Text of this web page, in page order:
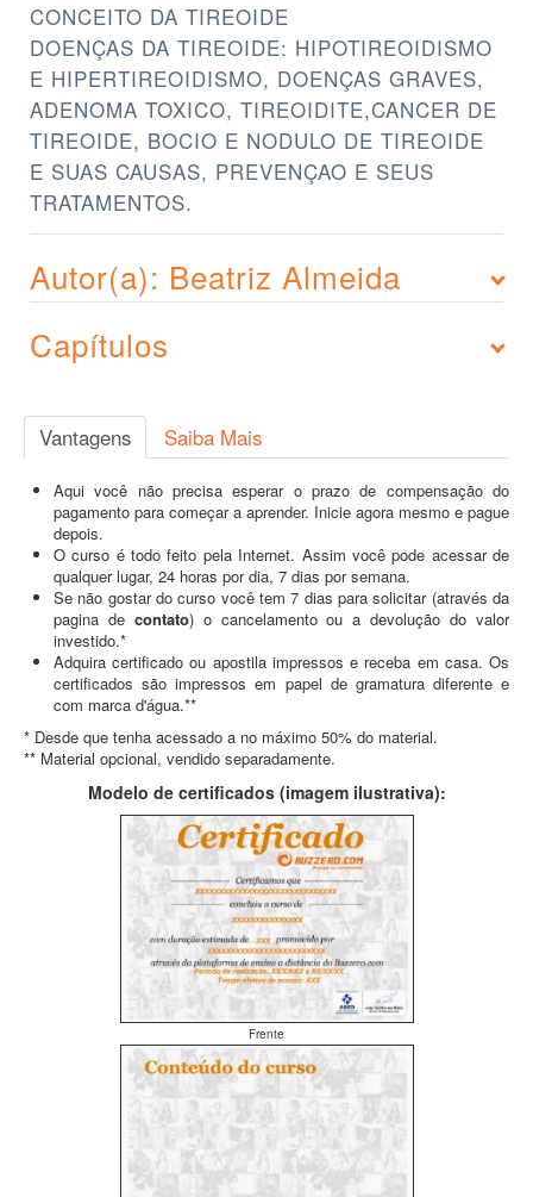
CONCEITO DA TIREOIDE
DOENÇAS DA TIREOIDE: HIPOTIREOIDISMO
E HIPERTIREOIDISMO, DOENÇAS GRAVES,
ADENOMA TOXICO, TIREOIDITE,CANCER DE
TIREOIDE, BOCIO E NODULO DE TIREOIDE
E SUAS CAUSAS, PREVENÇAO E SEUS
TRATAMENTOS.
Autor(a): Beatriz Almeida
Capítulos
Vantagens Saiba Mais
Aqui você não precisa esperar o prazo de compensação do
pagamento para começar a aprender. Inicie agora mesmo e pague
depois.
O curso é todo feito pela Internet. Assim você pode acessar de
qualquer lugar, 24 horas por dia, 7 dias por semana.
Se não gostar do curso você tem 7 dias para solicitar (através da
pagina de contato) o cancelamento ou a devolução do valor
investido.*
Adquira certificado ou apostila impressos e receba em casa. Os
certificados são impressos em papel de gramatura diferente e
com marca d'água.**
* Desde que tenha acessado a no máximo 50% do material.
** Material opcional, vendido separadamente.
Modelo de certificados (imagem ilustrativa):
Frente